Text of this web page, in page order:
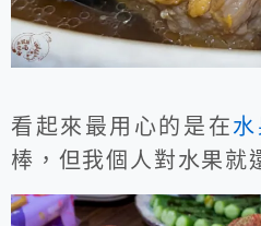
看起來最用心的是在水
棒，但我個人對水果就